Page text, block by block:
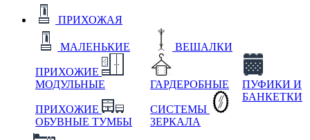
ПРИХОЖАЯ
МАЛЕНЬКИЕ
ПРИХОЖИЕ
МОДУЛЬНЫЕ
ПРИХОЖИЕ
ОБУВНЫЕ ТУМБЫ
ВЕШАЛКИ
ГАРДЕРОБНЫЕ
СИСТЕМЫ
ЗЕРКАЛА
ПУФИКИ И
БАНКЕТКИ